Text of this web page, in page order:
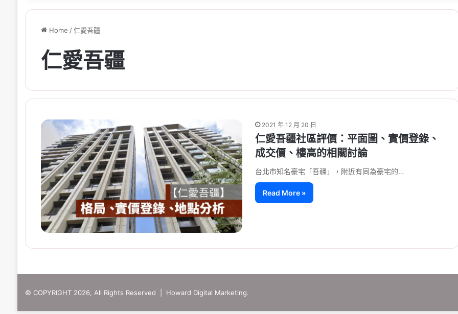
Home / 仁愛吾疆
仁愛吾疆
2021 年 12 月 20 日
仁愛吾疆社區評價：平面圖、實價登錄、
成交價、樓高的相關討論
台北市知名豪宅「吾疆」，附近有同為豪宅的…
Read More »
© COPYRIGHT 2026, All Rights Reserved | Howard Digital Marketing.